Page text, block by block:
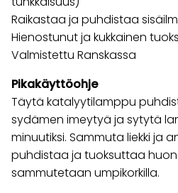
Raikastaa ja puhdistaa
Hienostunut ja kukkainen
Valmistettu Ranskassa
Pikakäyttöohje
Täytä katalyytilamppu
sydämen imeytyä ja sytytä
minuutiksi. Sammuta liekki ja
puhdistaa ja tuoksuttaa
sammutetaan umpikorkilla.